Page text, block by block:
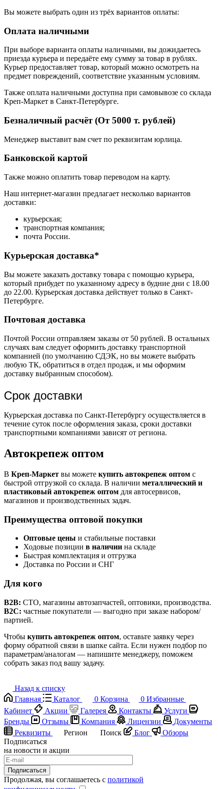
Вы можете выбрать один из трёх вариантов оплаты:
Оплата наличными
При выборе варианта оплаты наличными, вы дожидаетесь
приезда курьера и передаёте ему сумму за товар в рублях.
Курьер предоставляет товар, который можно осмотреть на
предмет повреждений, соответствие указанным условиям.
Также оплата наличными доступна при самовывозе со склада
Креп-Маркет в Санкт-Петербурге.
Безналичный расчёт (От 5000 т. рублей)
Менеджер выставит вам счет по реквизитам юрлица.
Банковской картой
Также можно оплатить товар переводом на карту.
Наш интернет-магазин предлагает несколько вариантов
доставки:
курьерская;
транспортная компания;
почта России.
Курьерская доставка*
Вы можете заказать доставку товара с помощью курьера,
который прибудет по указанному адресу в будние дни с 18.00
до 22.00. Курьерская доставка действует только в Санкт-
Петербурге.
Почтовая доставка
Почтой России отправляем заказы от 50 рублей. В остальных
случаях вам следует оформить доставку транспортной
компанией (по умолчанию СДЭК, но вы можете выбрать
любую ТК, обратиться в отдел продаж, и мы оформим
доставку выбранным способом).
Срок доставки
Курьерская доставка по Санкт-Петербургу осуществляется в
течение суток после оформления заказа, сроки доставки
транспортными компаниями зависят от региона.
Автокрепеж оптом
В Креп-Маркет вы можете купить автокрепеж оптом с
быстрой отгрузкой со склада. В наличии металлический и
пластиковый автокрепеж оптом для автосервисов,
магазинов и производственных задач.
Преимущества оптовой покупки
Оптовые цены и стабильные поставки
Ходовые позиции в наличии на складе
Быстрая комплектация и отгрузка
Доставка по России и СНГ
Для кого
B2B: СТО, магазины автозапчастей, оптовики, производства.
B2C: частные покупатели — выгодно при заказе набором/
партией.
Чтобы купить автокрепеж оптом, оставьте заявку через
форму обратной связи в шапке сайта. Если нужен подбор по
параметрам/аналогам — напишите менеджеру, поможем
собрать заказ под вашу задачу.
Назад к списку
Главная
Каталог 0 Корзина 0 Избранные
Кабинет
Акции Галерея Контакты
Услуги
Бренды
Отзывы Компания Лицензии
Документы
Реквизиты
Регион Поиск Блог
Обзоры
Подписаться
на новости и акции
Подписаться
Продолжая, вы соглашаетесь с политикой